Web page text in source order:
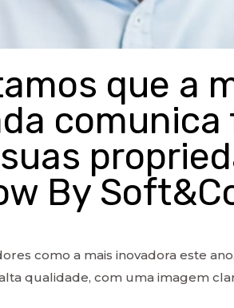
que a
By
como a mais inovadora este
qualidade, com uma imagem